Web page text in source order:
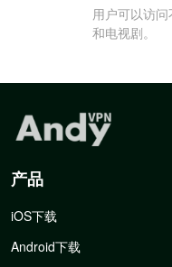
用户可以访
和电视剧。
产品
iOS下载
Android下载